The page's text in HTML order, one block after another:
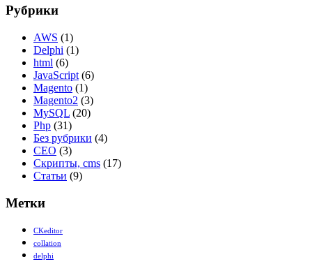
Рубрики
AWS (1)
Delphi (1)
html (6)
JavaScript (6)
Magento (1)
Magento2 (3)
MySQL (20)
Php (31)
Без рубрики (4)
СЕО (3)
Скрипты, cms (17)
Статьи (9)
Метки
CKeditor
collation
delphi